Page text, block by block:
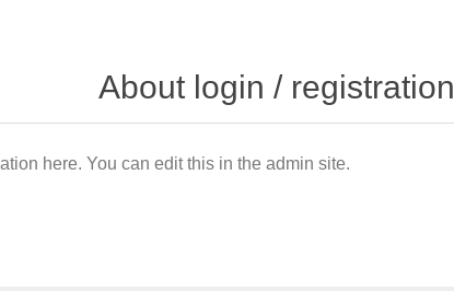
About login / registration
here. You can edit this in the admin site.